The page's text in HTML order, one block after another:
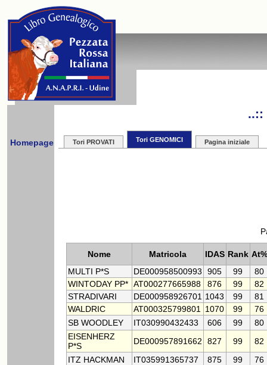
Homepage
..::
Tori PROVATI Tori GENOMICI Pagina iniziale
Nome Matricola IDAS Rank At%
MULTI P*S
DE000958500993 905 99
80
WINTODAY PP* AT000277665988 876 99
82
STRADIVARI
DE000958926701 1043 99
81
WALDRIC
AT000325799801 1070 99
76
SB WOODLEY
IT030990432433 606 99
80
EISENHERZ
P*S
DE000957891662 827 99
82
ITZ HACKMAN
IT035991365737 875 99
76